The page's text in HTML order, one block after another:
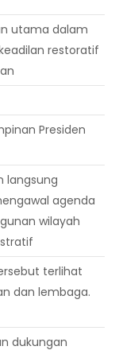
utama dalam
restoratif
Presiden
langsung
agenda
wilayah
terlihat
dan lembaga.
dukungan